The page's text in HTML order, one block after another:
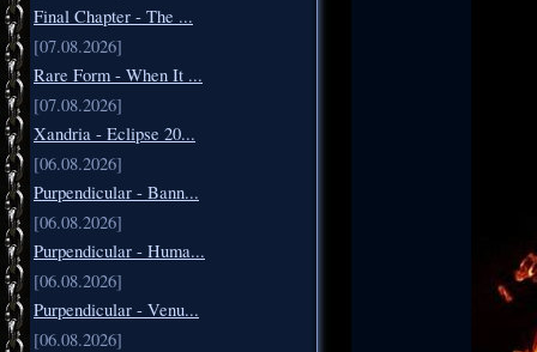
Final Chapter - The ...
[07.08.2026]
Rare Form - When It ...
[07.08.2026]
Xandria - Eclipse 20...
[06.08.2026]
Purpendicular - Bann...
[06.08.2026]
Purpendicular - Huma...
[06.08.2026]
Purpendicular - Venu...
[06.08.2026]